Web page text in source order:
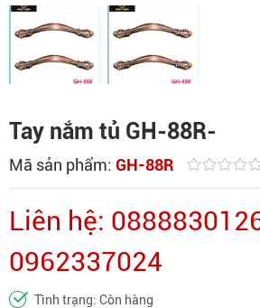
Tay nắm tủ GH-88R-
Mã sản phẩm: GH-88R
Liên hệ:
0962337024
Tình trạng: Còn hàng